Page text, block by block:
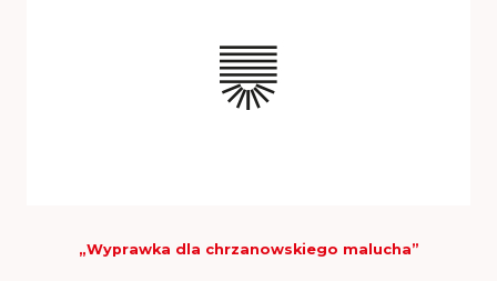
„Wyprawka dla chrzanowskiego malucha”